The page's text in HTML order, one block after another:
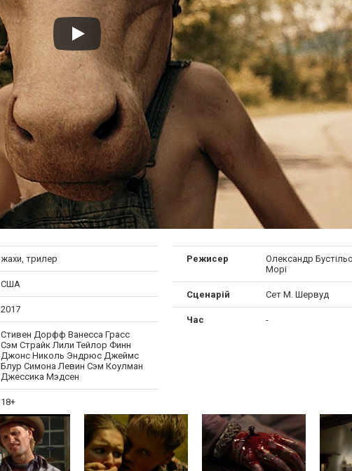
жахи, трилер
США
2017
Стивен Дорфф Ванесса Грасс
Сэм Страйк Лили Тейлор Финн
Джонс Николь Эндрюс Джеймс
Блур Симона Левин Сэм Коулман
Джессика Мэдсен
Режисер
Олександр
Морі
Сценарій Сет М. Шервуд
Час -
18+